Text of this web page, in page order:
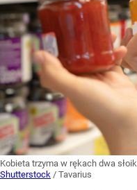
Kobieta trzyma w rękach dwa
Shutterstock / Tavarius